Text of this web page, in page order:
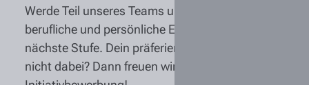
Werde Teil unseres Teams und bringe Deine
berufliche und persönliche Entwicklung auf die
nächste Stufe. Dein präferierter Standort ist
nicht dabei? Dann freuen wir uns auf Deine